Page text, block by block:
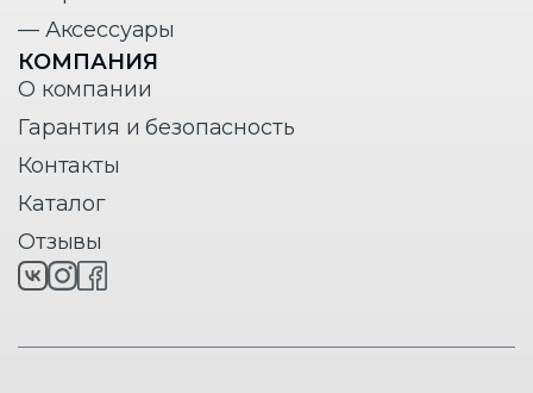
— Аксессуары
КОМПАНИЯ
О компании
Гарантия и безопасность
Контакты
Каталог
Отзывы